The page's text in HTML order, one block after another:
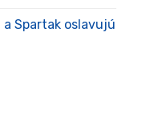
a Spartak oslavujú